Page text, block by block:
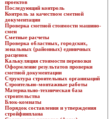
проектов
Последующий контроль
Контроль за качеством сметной
документации
Проверка сметной стоимости машино-
смен
Сметные расчеты
Проверка областных, городских,
зональных (районных) единичных
расценок
Калькуляция стоимости перевозки
Оформление результатов проверки
сметной документации
Структура строительных организаций
Строительно-монтажные работы
Материально-техническая база
строительства
Блок-комнаты
Порядок составления и утверждения
стройфинплана